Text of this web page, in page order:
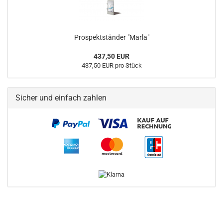
Prospektständer "Marla"
437,50 EUR
437,50 EUR pro Stück
Sicher und einfach zahlen